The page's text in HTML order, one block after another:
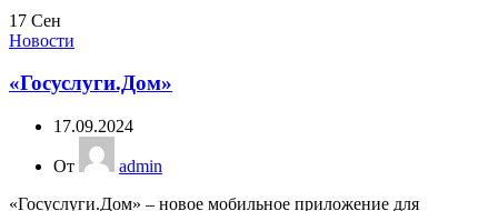
17 Сен
Новости
«Госуслуги.Дом»
17.09.2024
От
admin
«Госуслуги.Дом» – новое мобильное приложение для